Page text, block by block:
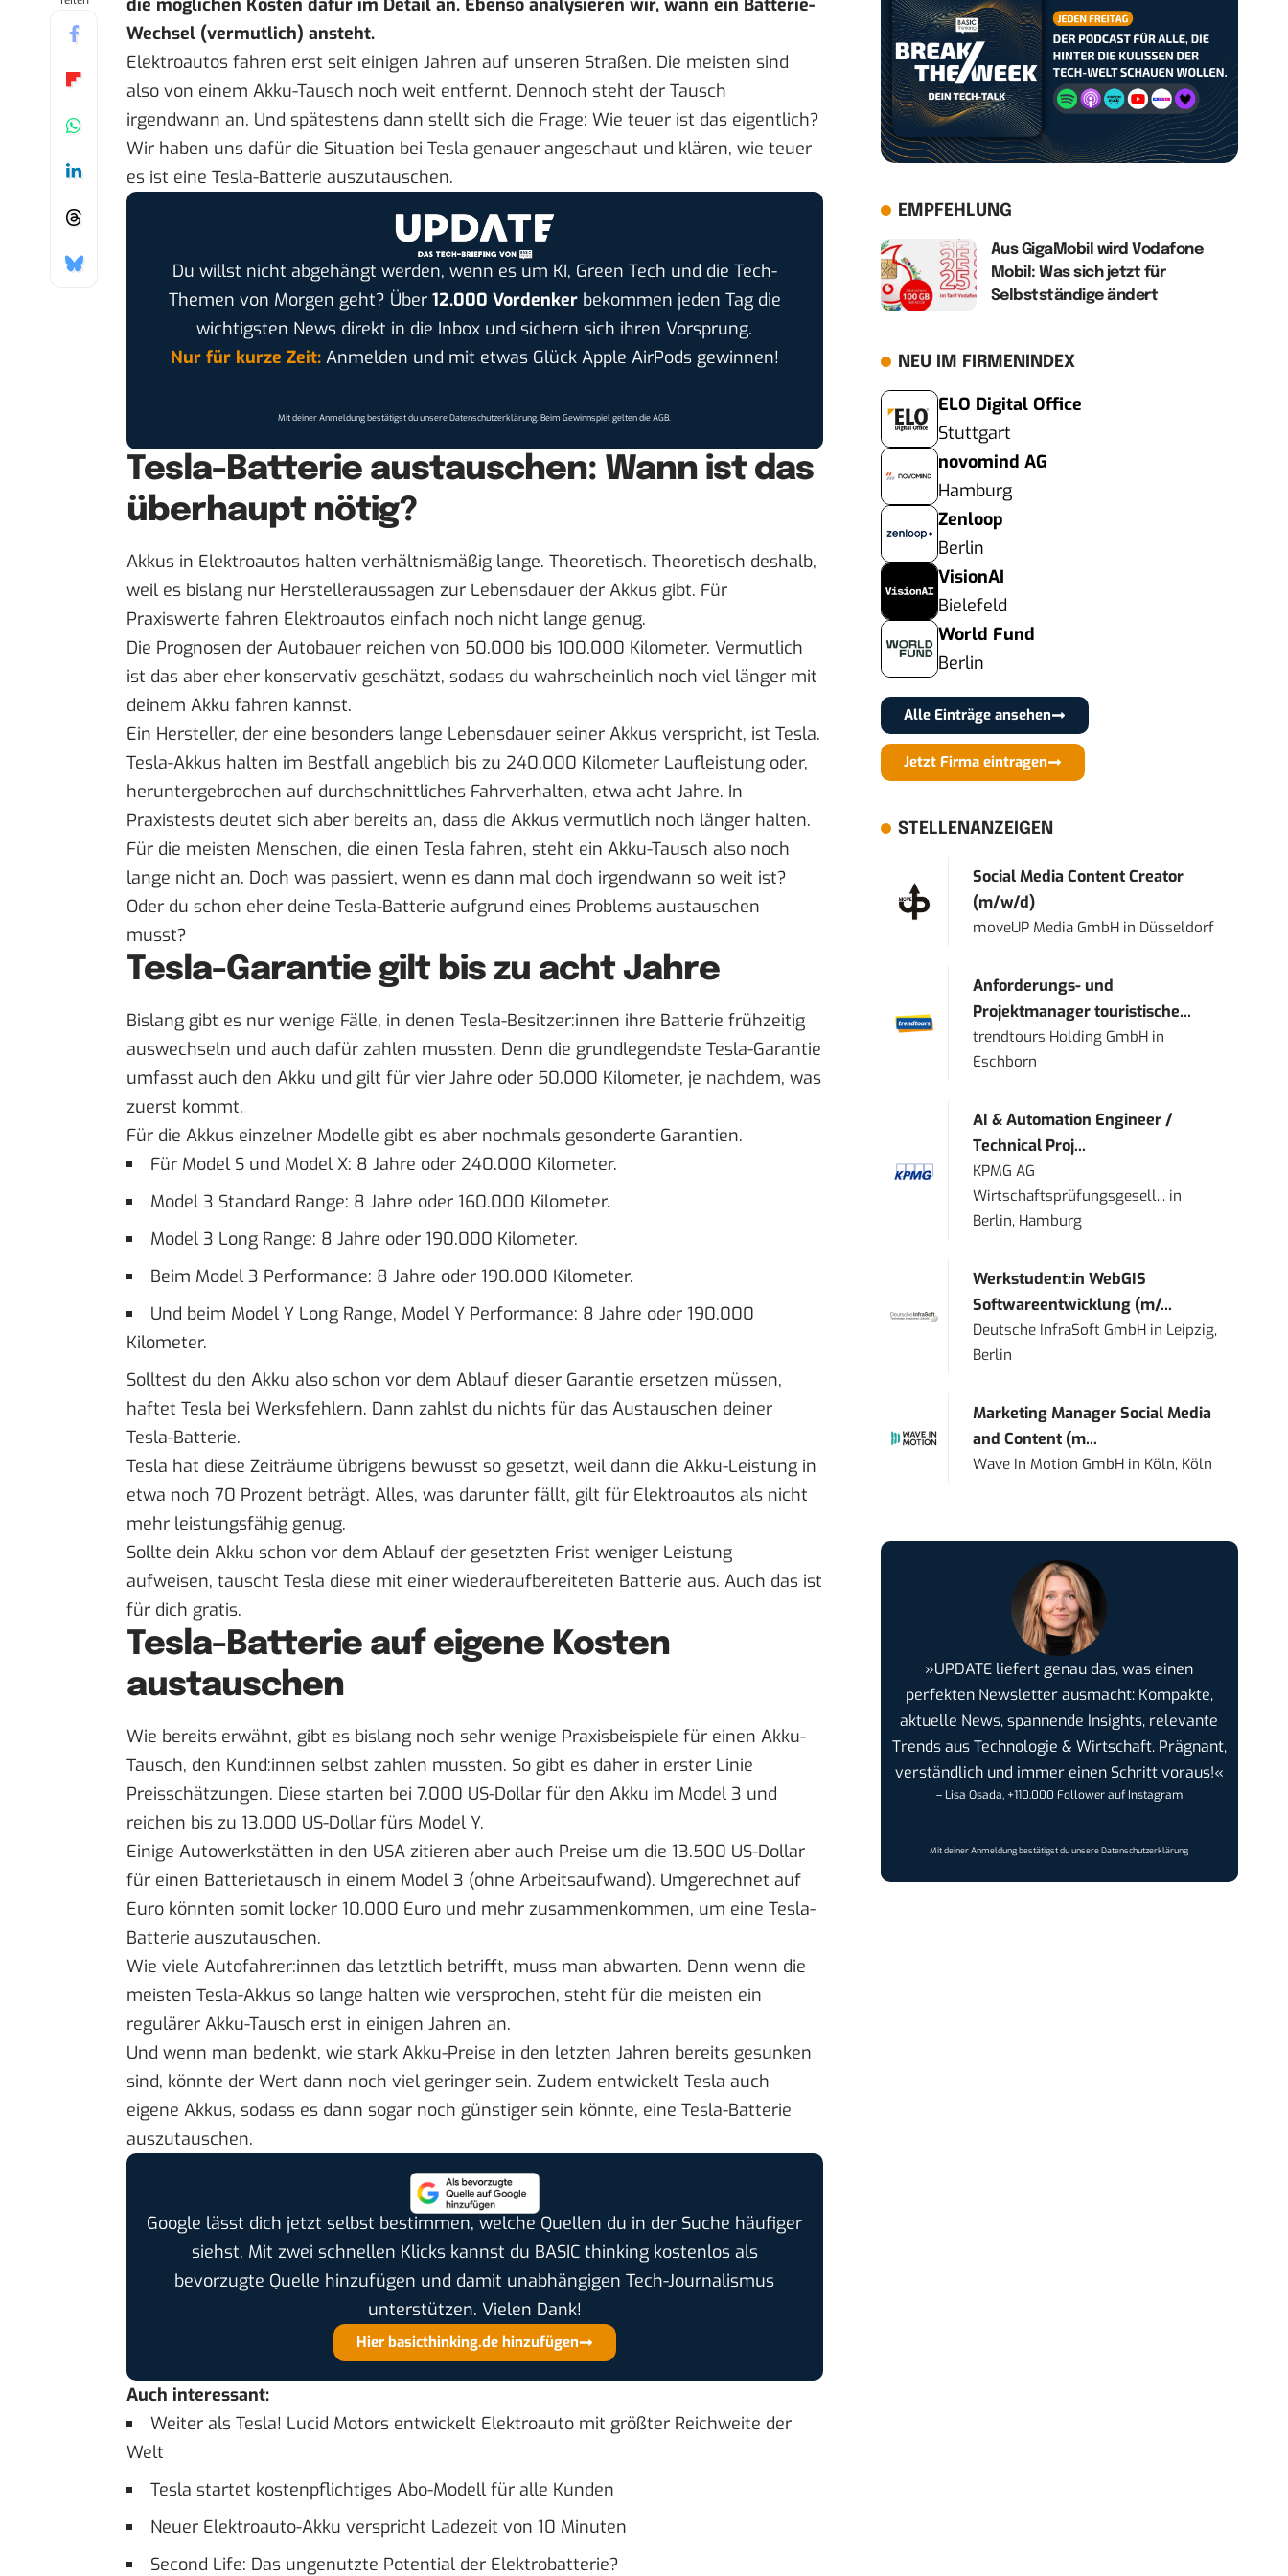
die möglichen Kosten dafür im Detail an. Ebenso analysieren wir, wann ein Batterie-
Wechsel (vermutlich) ansteht.
Elektroautos fahren erst seit einigen Jahren auf unseren Straßen. Die meisten sind
also von einem Akku-Tausch noch weit entfernt. Dennoch steht der Tausch
irgendwann an. Und spätestens dann stellt sich die Frage: Wie teuer ist das eigentlich?
Wir haben uns dafür die Situation bei Tesla genauer angeschaut und klären, wie teuer
es ist eine Tesla-Batterie auszutauschen.
Du willst nicht abgehängt werden, wenn es um KI, Green Tech und die Tech-
Themen von Morgen geht? Über 12.000 Vordenkerbekommen jeden Tag die
wichtigsten News direkt in die Inbox und sichern sich ihren Vorsprung.
Nur für kurze Zeit:Anmelden und mit etwas Glück Apple AirPods gewinnen!
Mit deiner Anmeldung bestätigst du unsereDatenschutzerklärung. Beim Gewinnspiel gelten dieAGB.
Tesla-Batterie austauschen: Wann ist das
überhaupt nötig?
Akkus in Elektroautos halten verhältnismäßig lange. Theoretisch. Theoretisch deshalb,
weil es bislang nur Herstelleraussagen zur Lebensdauer der Akkus gibt. Für
Praxiswerte fahren Elektroautos einfach noch nicht lange genug.
Die Prognosen der Autobauer reichen von 50.000 bis 100.000 Kilometer. Vermutlich
ist das aber eher konservativ geschätzt, sodass du wahrscheinlich noch viel länger mit
deinem Akku fahren kannst.
Ein Hersteller, der eine besonders lange Lebensdauer seiner Akkus verspricht, ist Tesla.
Tesla-Akkus halten im Bestfall angeblich bis zu 240.000 Kilometer Laufleistung oder,
heruntergebrochen auf durchschnittliches Fahrverhalten, etwa acht Jahre. In
Praxistests deutet sich aber bereits an, dass die Akkus vermutlich noch länger halten.
Für die meisten Menschen, die einen Tesla fahren, steht ein Akku-Tausch also noch
lange nicht an. Doch was passiert, wenn es dann mal doch irgendwann so weit ist?
Oder du schon eher deine Tesla-Batterie aufgrund eines Problems austauschen
musst?
Tesla-Garantie gilt bis zu acht Jahre
Bislang gibt es nur wenige Fälle, in denen Tesla-Besitzer:innen ihre Batterie frühzeitig
auswechseln und auch dafür zahlen mussten. Denn die grundlegendste Tesla-Garantie
umfasst auch den Akku und gilt für vier Jahre oder 50.000 Kilometer, je nachdem, was
zuerst kommt.
Für die Akkus einzelner Modelle gibt es aber nochmals gesonderte Garantien.
Für Model S und Model X: 8 Jahre oder 240.000 Kilometer.
Model 3 Standard Range: 8 Jahre oder 160.000 Kilometer.
Model 3 Long Range: 8 Jahre oder 190.000 Kilometer.
Beim Model 3 Performance: 8 Jahre oder 190.000 Kilometer.
Und beim Model Y Long Range, Model Y Performance: 8 Jahre oder 190.000
Kilometer.
Solltest du den Akku also schon vor dem Ablauf dieser Garantie ersetzen müssen,
haftet Tesla bei Werksfehlern. Dann zahlst du nichts für das Austauschen deiner
Tesla-Batterie.
Tesla hat diese Zeiträume übrigens bewusst so gesetzt, weil dann die Akku-Leistung in
etwa noch 70 Prozent beträgt. Alles, was darunter fällt, gilt für Elektroautos als nicht
mehr leistungsfähig genug.
Sollte dein Akku schon vor dem Ablauf der gesetzten Frist weniger Leistung
aufweisen, tauscht Tesla diese mit einer wiederaufbereiteten Batterie aus. Auch das ist
für dich gratis.
Tesla-Batterie auf eigene Kosten
austauschen
Wie bereits erwähnt, gibt es bislang noch sehr wenige Praxisbeispiele für einen Akku-
Tausch, den Kund:innen selbst zahlen mussten. So gibt es daher in erster Linie
Preisschätzungen. Diese starten bei 7.000 US-Dollar für den Akku im Model 3 und
reichen bis zu 13.000 US-Dollar fürs Model Y.
Einige Autowerkstätten in den USA zitieren aber auch Preise um die 13.500 US-Dollar
für einen Batterietausch in einem Model 3 (ohne Arbeitsaufwand). Umgerechnet auf
Euro könnten somit locker 10.000 Euro und mehr zusammenkommen, um eine Tesla-
Batterie auszutauschen.
Wie viele Autofahrer:innen das letztlich betrifft, muss man abwarten. Denn wenn die
meisten Tesla-Akkus so lange halten wie versprochen, steht für die meisten ein
regulärer Akku-Tausch erst in einigen Jahren an.
Und wenn man bedenkt, wie stark Akku-Preise in den letzten Jahren bereits gesunken
sind, könnte der Wert dann noch viel geringer sein. Zudem entwickelt Tesla auch
eigene Akkus, sodass es dann sogar noch günstiger sein könnte, eine Tesla-Batterie
auszutauschen.
Google lässt dich jetzt selbst bestimmen, welche Quellen du in der Suche häufiger
siehst. Mit zwei schnellen Klicks kannst du BASIC thinking kostenlos als
bevorzugte Quelle hinzufügen und damit unabhängigen Tech-Journalismus
unterstützen. Vielen Dank!
Hier basicthinking.de hinzufügen
Auch interessant:
Weiter als Tesla! Lucid Motors entwickelt Elektroauto mit größter Reichweite der
Welt
Tesla startet kostenpflichtiges Abo-Modell für alle Kunden
Neuer Elektroauto-Akku verspricht Ladezeit von 10 Minuten
Second Life: Das ungenutzte Potential der Elektrobatterie?
EMPFEHLUNG
Aus GigaMobil wird Vodafone
Mobil: Was sich jetzt für
Selbstständige ändert
NEU IM FIRMENINDEX
ELO Digital Office
Stuttgart
novomind AG
Hamburg
Zenloop
Berlin
VisionAI
Bielefeld
World Fund
Berlin
Alle Einträge ansehen
Jetzt Firma eintragen
STELLENANZEIGEN
Social Media Content Creator
(m/w/d)
moveUP Media GmbH in Düsseldorf
Anforderungs- und
Projektmanager touristische...
trendtours Holding GmbH in
Eschborn
AI & Automation Engineer /
Technical Proj...
KPMG AG
Wirtschaftsprüfungsgesell... in
Berlin, Hamburg
Werkstudent:in WebGIS
Softwareentwicklung (m/...
Deutsche InfraSoft GmbH in Leipzig,
Berlin
Marketing Manager Social Media
and Content (m...
Wave In Motion GmbH in Köln, Köln
»UPDATE liefert genau das, was einen
perfekten Newsletter ausmacht: Kompakte,
aktuelle News, spannende Insights, relevante
Trends aus Technologie & Wirtschaft. Prägnant,
verständlich und immer einen Schritt voraus!«
– Lisa Osada, +110.000 Follower auf Instagram
Mit deiner Anmeldung bestätigst du unsereDatenschutzerklärung